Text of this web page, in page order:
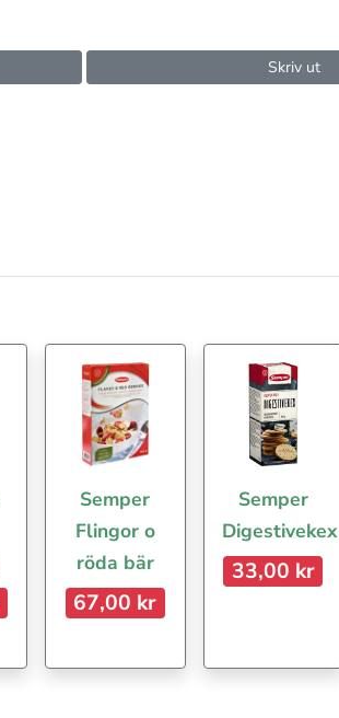
Skriv ut
Semper
Flingor o
röda bär
67,00 kr
Semper
Digestivekex
33,00 kr